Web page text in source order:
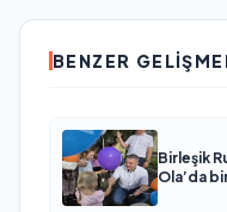
BENZER
Birleşik
Ola’da